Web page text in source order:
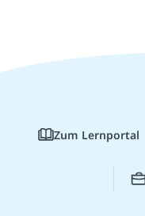
Zum Lernportal